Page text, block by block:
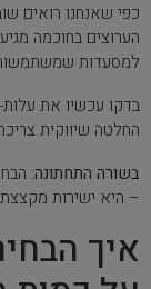
כפי שאנחנו רואים
הערוצים בחוכמה
למסעדות
בדקו עכשיו את
החלטה שיווקית
בשורה התחתונה:
– היא ישירות
איך